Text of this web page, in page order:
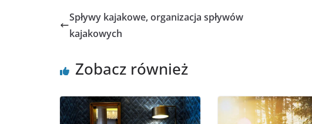
Spływy kajakowe, organizacja spływów
kajakowych
Zobacz również